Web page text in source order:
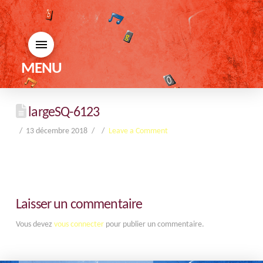
MENU
largeSQ-6123
13 décembre 2018 Leave a Comment
Laisser un commentaire
Vous devez vous connecterpour publier un commentaire.